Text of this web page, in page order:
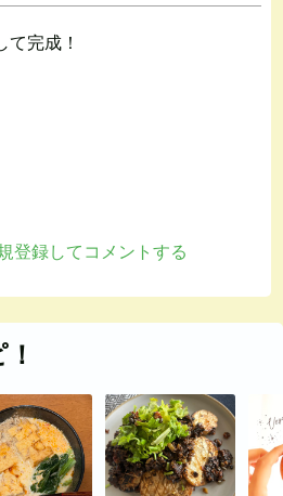
完成！
登録してコメントする